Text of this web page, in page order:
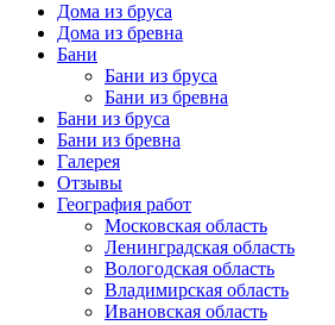
Дома из бруса
Дома из бревна
Бани
Бани из бруса
Бани из бревна
Бани из бруса
Бани из бревна
Галерея
Отзывы
География работ
Московская область
Ленинградская область
Вологодская область
Владимирская область
Ивановская область